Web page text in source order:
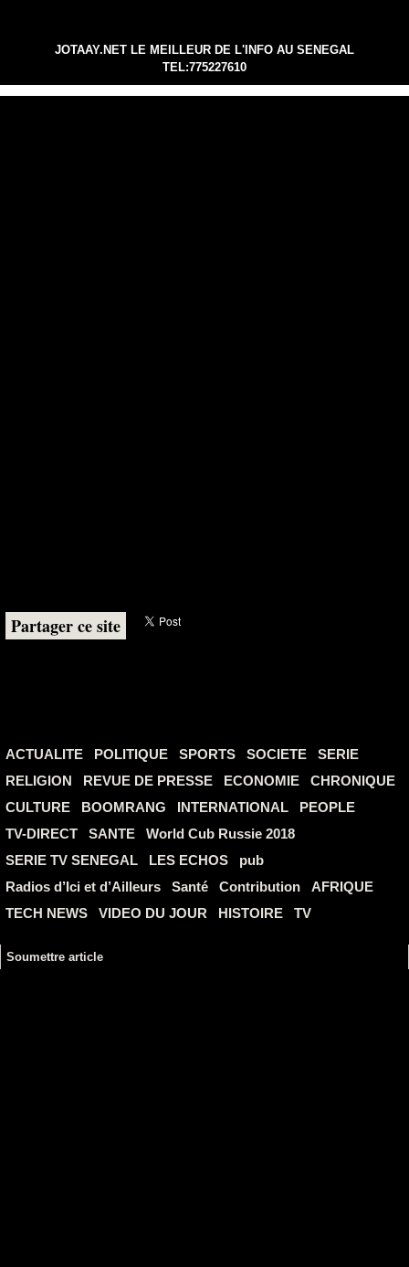
JOTAAY.NET LE MEILLEUR DE L'INFO AU SENEGAL
TEL:775227610
Partager ce site
ACTUALITE POLITIQUE SPORTS SOCIETE
SERIE
RELIGION
REVUE DE PRESSE ECONOMIE
CHRONIQUE
CULTURE
BOOMRANG INTERNATIONAL
PEOPLE
TV-DIRECT
SANTE
World Cub Russie 2018
SERIE TV SENEGAL
LES ECHOS
pub
Radios d’Ici et d’Ailleurs
Santé Contribution
AFRIQUE
TECH NEWS
VIDEO DU JOUR HISTOIRE TV
Soumettre article